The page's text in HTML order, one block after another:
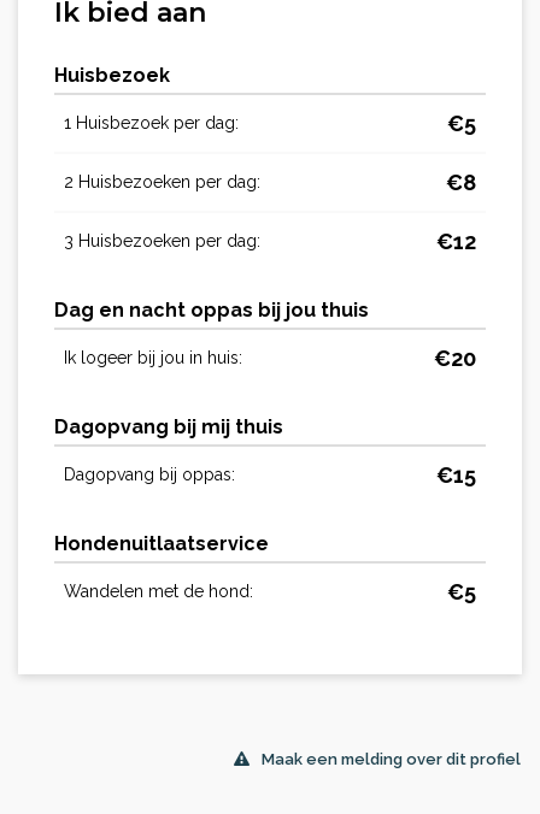
Ik bied aan
Huisbezoek
1 Huisbezoek per dag: €5
2 Huisbezoeken per dag: €8
3 Huisbezoeken per dag: €12
Dag en nacht oppas bij jou thuis
Ik logeer bij jou in huis: €20
Dagopvang bij mij thuis
Dagopvang bij oppas: €15
Hondenuitlaatservice
Wandelen met de hond: €5
Maak een melding over dit profiel